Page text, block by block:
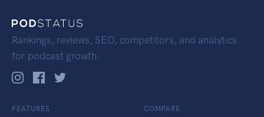
Rankings, reviews, SEO, competitors, and analytics
for podcast growth.
FEATURES COMPARE